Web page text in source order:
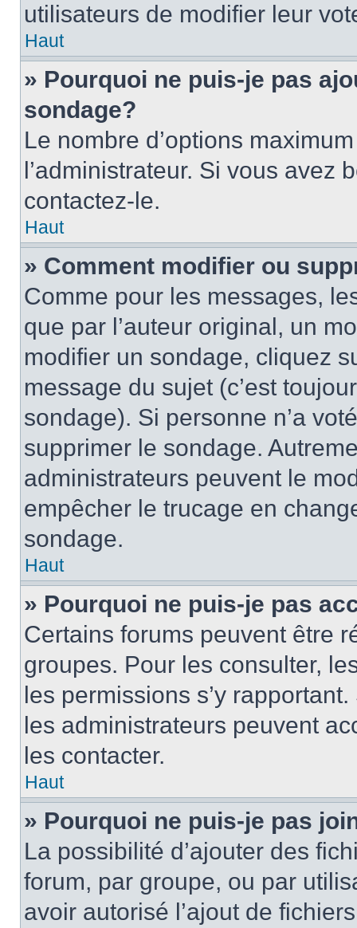
utilisateurs de modifier leur
Haut
» Pourquoi ne puis-je pas
sondage?
Le nombre d’options
l’administrateur. Si vous avez
contactez-le.
Haut
» Comment modifier ou
Comme pour les messages,
que par l’auteur original, un
modifier un sondage, cliquez
message du sujet (c’est
sondage). Si personne n’a
supprimer le sondage.
administrateurs peuvent le
empêcher le trucage en
sondage.
Haut
» Pourquoi ne puis-je pas
Certains forums peuvent être
groupes. Pour les consulter,
les permissions s’y
les administrateurs peuvent
les contacter.
Haut
» Pourquoi ne puis-je pas
La possibilité d’ajouter des
forum, par groupe, ou par
avoir autorisé l’ajout de